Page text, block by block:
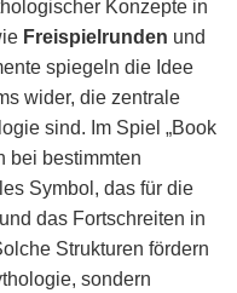
Konzepte in
Freispielrunden und
spiegeln die Idee
wider, die zentrale
sind. Im Spiel „Book
bei bestimmten
Symbol, das für die
das Fortschreiten in
Strukturen fördern
sondern